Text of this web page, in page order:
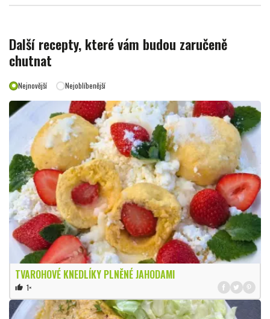
Další recepty, které vám budou zaručeně
chutnat
Nejnovější Nejoblíbenější
TVAROHOVÉ KNEDLÍKY PLNĚNÉ JAHODAMI
thumb_up 1×